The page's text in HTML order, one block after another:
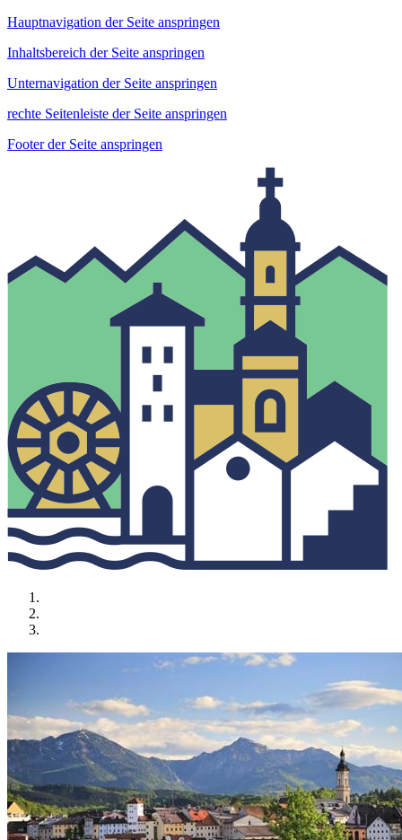
Hauptnavigation der Seite anspringen
Inhaltsbereich der Seite anspringen
Unternavigation der Seite anspringen
rechte Seitenleiste der Seite anspringen
Footer der Seite anspringen